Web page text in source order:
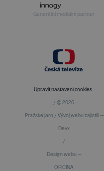
Generální mediální partner
Upravit nastavení cookies
/ © 2026
Pražské jaro / Vývoj webu zajistili —
Devx
/
Design webu —
OFICINA